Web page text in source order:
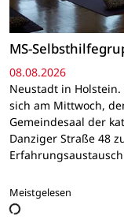
MS-
08.08.2026
Neustadt in
sich am Mittwoch,
Gemeindesaal der
Danziger Straße 48
Meistgelesen